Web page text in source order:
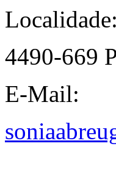
Localidade:
4490-669
E-Mail: